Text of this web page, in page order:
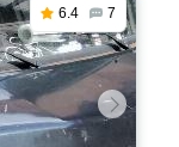
6.4 7